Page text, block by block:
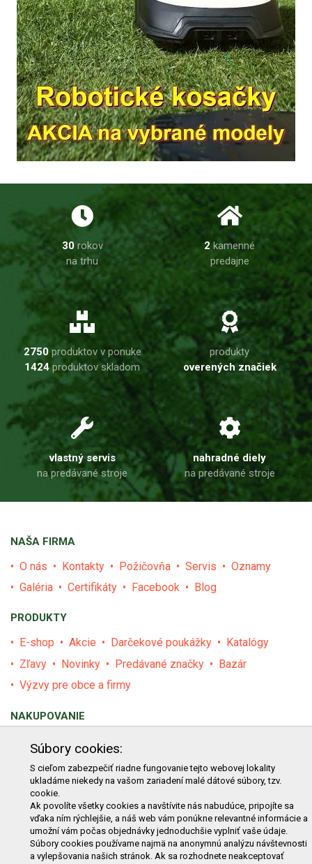
30rokov
na trhu
2 kamenné
predajne
2750produktov v ponuke
1424produktov skladom
produkty
overených značiek
vlastný servis
na predávané stroje
nahradné diely
na predávané stroje
NAŠA FIRMA
O nás Kontakty Požičovňa Servis
Oznamy
Galéria
Certifikáty Facebook Blog
PRODUKTY
E-shop Akcie Darčekové poukážky
Katalógy
Zľavy
Novinky Predávané značky
Bazár
Výzvy pre obce a firmy
NAKUPOVANIE
Obchodné podmienky
Reklamačný poriadok
Reklamačný protokol
Odstúpenie od kúpy
Protokol na odstúpenie od kúpy
Alternatívne riešenie sporu
Ochrana osobných údajov
Používanie cookies
Nákup na splátky
ZÁKAZNÍK
Súbory cookies:
S cieľom zabezpečiť riadne fungovanie tejto webovej lokality
ukladáme niekedy na vašom zariadení malé dátové súbory, tzv.
cookie.
Ak povolíte všetky cookies a navštívite nás nabudúce, pripojíte sa
vďaka ním rýchlejšie, a náš web vám ponúkne relevantné informácie a
umožní vám počas objednávky jednoduchšie vyplniť vaše údaje.
Súbory cookies používame najmä na anonymnú analýzu návštevnosti
a vylepšovania našich stránok. Ak sa rozhodnete neakceptovať